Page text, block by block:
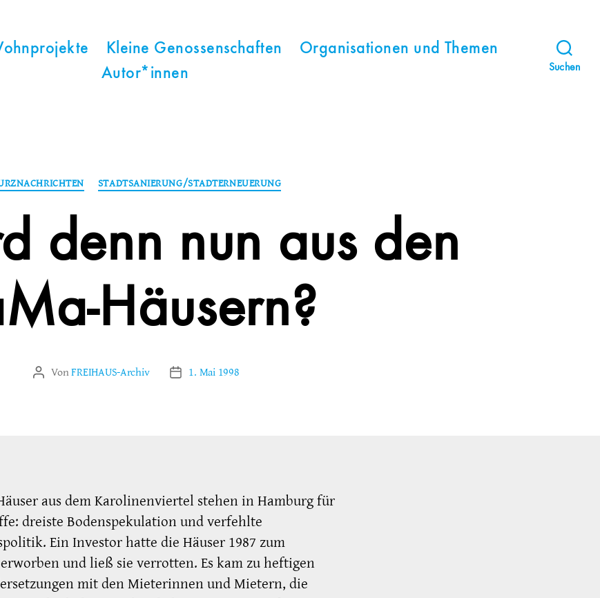
Kleine Genossenschaften
Organisationen und Themen
Autor*innen
Suchen
Kategorien
STADTSANIERUNG/STADTERNEUERUNG
denn nun aus den
Häusern?
Beitragsautor
VonFREIHAUS-Archiv Veröffentlichungsdatum
1. Mai 1998
aus dem Karolinenviertel stehen in Hamburg für
dreiste Bodenspekulation und verfehlte
Ein Investor hatte die Häuser 1987 zum
und ließ sie verrotten. Es kam zu heftigen
mit den Mieterinnen und Mietern, die